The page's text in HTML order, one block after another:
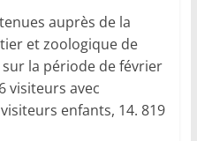
auprès de la
et zoologique de
la période de février
visiteurs avec
enfants, 14. 819